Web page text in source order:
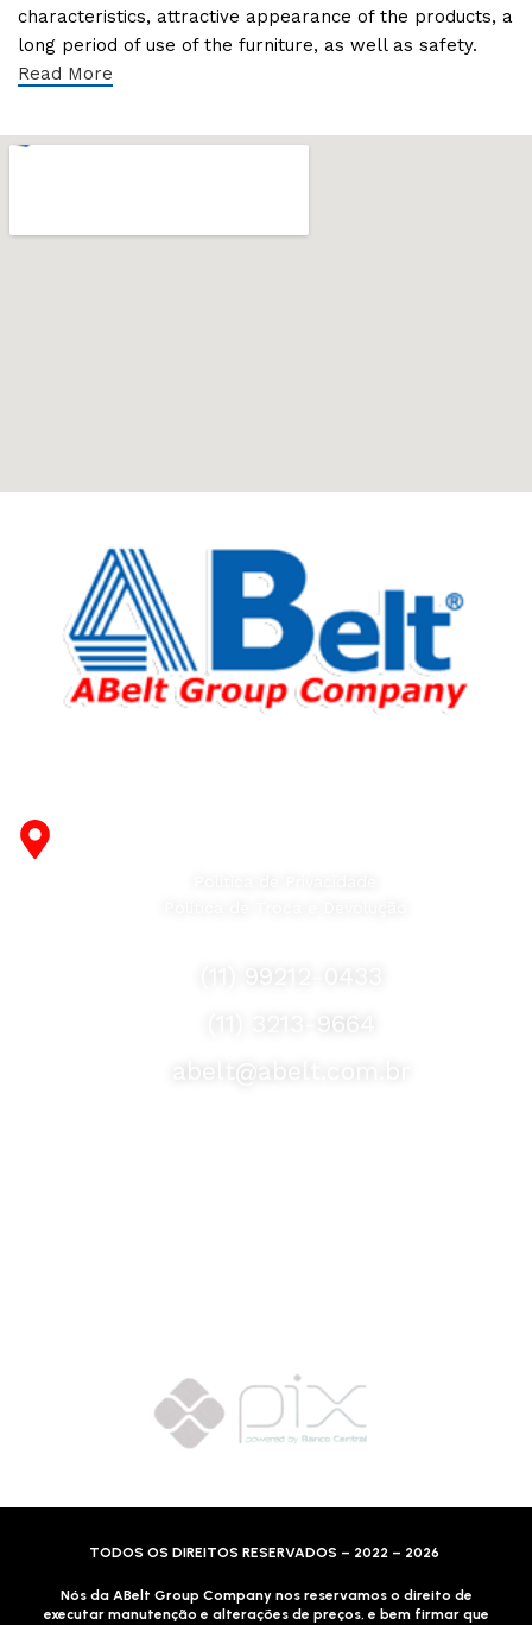
characteristics, attractive appearance of the products, a
long period of use of the furniture, as well as safety.
Read More
(11) 3213-9664
abelt@abelt.com.br
TODOS OS DIREITOS RESERVADOS – 2022 – 2026
Nós da ABelt Group Company nos reservamos o direito de
executar manutenção e alterações de preços, e bem firmar que